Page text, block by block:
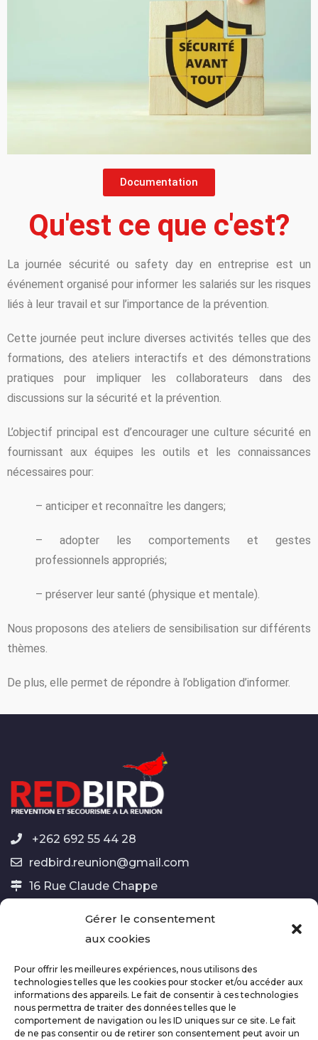
Gérer le consentement
aux cookies
Pour offrir les meilleures expériences, nous utilisons des
technologies telles que les cookies pour stocker et/ou accéder aux
informations des appareils. Le fait de consentir à ces technologies
nous permettra de traiter des données telles que le
comportement de navigation ou les ID uniques sur ce site. Le fait
de ne pas consentir ou de retirer son consentement peut avoir un
Documentation
Qu'est ce que c'est?
La journée sécurité ou safety day en entreprise est un
événement organisé pour informer les salariés sur les risques
liés à leur travail et sur l’importance de la prévention.
Cette journée peut inclure diverses activités telles que des
formations, des ateliers interactifs et des démonstrations
pratiques pour impliquer les collaborateurs dans des
discussions sur la sécurité et la prévention.
L’objectif principal est d’encourager une culture sécurité en
fournissant aux équipes les outils et les connaissances
nécessaires pour:
– anticiper et reconnaître les dangers;
– adopter les comportements et gestes
professionnels appropriés;
– préserver leur santé (physique et mentale).
Nous proposons des ateliers de sensibilisation sur différents
thèmes.
De plus, elle permet de répondre à l’obligation d’informer.
+262 692 55 44 28
redbird.reunion@gmail.com
16 Rue Claude Chappe
Mentions Légales Déclaration de confidentialité
Politique de cookies